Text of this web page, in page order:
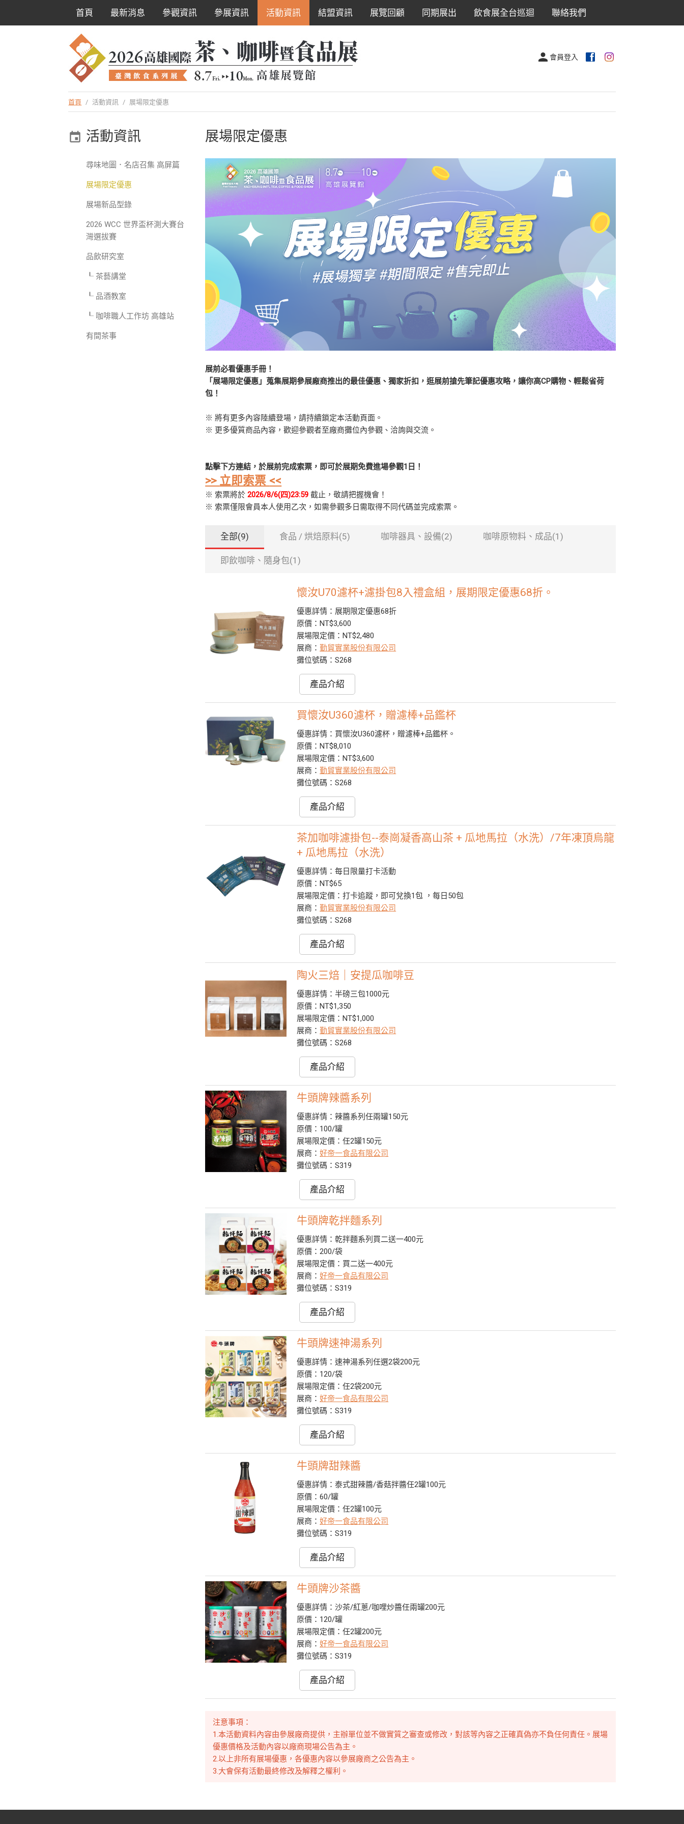
首頁 最新消息 參觀資訊 參展資訊 活動資訊 結盟資訊 展覽回顧 同期展出 飲食展全台巡迴 聯絡我們
會員登入
首頁 / 活動資訊 / 展場限定優惠
活動資訊
尋味地圖．名店召集 高屏篇
展場限定優惠
展場新品型錄
2026 WCC 世界盃杯測大賽台
灣選拔賽
品飲研究室
┖ 茶藝講堂
┖ 品酒教室
┖ 咖啡職人工作坊 高雄站
有間茶事
展場限定優惠
展前必看優惠手冊！
「展場限定優惠」蒐集展期參展廠商推出的最佳優惠、獨家折扣，逛展前搶先筆記優惠攻略，讓你高CP購物、輕鬆省荷
包！
※ 將有更多內容陸續登場，請持續鎖定本活動頁面。
※ 更多優質商品內容，歡迎參觀者至廠商攤位內參觀、洽詢與交流。
點擊下方連結，於展前完成索票，即可於展期免費進場參觀1日！
>> 立即索票 <<
※ 索票將於2026/8/6(四)23:59 截止，敬請把握機會！
※ 索票僅限會員本人使用乙次，如需參觀多日需取得不同代碼並完成索票。
全部(9) 食品 / 烘焙原料(5) 咖啡器具、設備(2) 咖啡原物料、成品(1)
即飲咖啡、隨身包(1)
懷汝U70濾杯+濾掛包8入禮盒組，展期限定優惠68折。
優惠詳情：展期限定優惠68折
原價：NT$3,600
展場限定價：NT$2,480
展商：勤貿實業股份有限公司
攤位號碼：S268
產品介紹
買懷汝U360濾杯，贈濾棒+品鑑杯
優惠詳情：買懷汝U360濾杯，贈濾棒+品鑑杯。
原價：NT$8,010
展場限定價：NT$3,600
展商：勤貿實業股份有限公司
攤位號碼：S268
產品介紹
茶加咖啡濾掛包--泰崗凝香高山茶 + 瓜地馬拉（水洗）/7年凍頂烏龍
+ 瓜地馬拉（水洗）
優惠詳情：每日限量打卡活動
原價：NT$65
展場限定價：打卡追蹤，即可兌換1包 ，每日50包
展商：勤貿實業股份有限公司
攤位號碼：S268
產品介紹
陶火三焙｜安提瓜咖啡豆
優惠詳情：半磅三包1000元
原價：NT$1,350
展場限定價：NT$1,000
展商：勤貿實業股份有限公司
攤位號碼：S268
產品介紹
牛頭牌辣醬系列
優惠詳情：辣醬系列任兩罐150元
原價：100/罐
展場限定價：任2罐150元
展商：好帝一食品有限公司
攤位號碼：S319
產品介紹
牛頭牌乾拌麵系列
優惠詳情：乾拌麵系列買二送一400元
原價：200/袋
展場限定價：買二送一400元
展商：好帝一食品有限公司
攤位號碼：S319
產品介紹
牛頭牌速神湯系列
優惠詳情：速神湯系列任選2袋200元
原價：120/袋
展場限定價：任2袋200元
展商：好帝一食品有限公司
攤位號碼：S319
產品介紹
牛頭牌甜辣醬
優惠詳情：泰式甜辣醬/香菇拌醬任2罐100元
原價：60/罐
展場限定價：任2罐100元
展商：好帝一食品有限公司
攤位號碼：S319
產品介紹
牛頭牌沙茶醬
優惠詳情：沙茶/紅蔥/咖哩炒醬任兩罐200元
原價：120/罐
展場限定價：任2罐200元
展商：好帝一食品有限公司
攤位號碼：S319
產品介紹
注意事項：
1.本活動資料內容由參展廠商提供，主辦單位並不做實質之審查或修改，對該等內容之正確真偽亦不負任何責任。展場
優惠價格及活動內容以廠商現場公告為主。
2.以上非所有展場優惠，各優惠內容以參展廠商之公告為主。
3.大會保有活動最終修改及解釋之權利。